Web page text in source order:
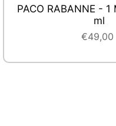
RABANNE -
€54,00